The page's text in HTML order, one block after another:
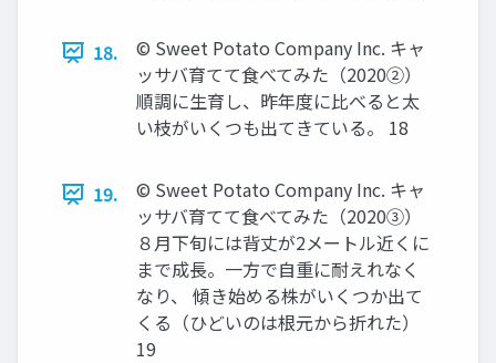
18.
© Sweet Potato Company Inc. キャ
ッサバ育てて食べてみた（2020②）
順調に生育し、昨年度に比べると太
い枝がいくつも出てきている。 18
19.
© Sweet Potato Company Inc. キャ
ッサバ育てて食べてみた（2020③）
８月下旬には背丈が2メートル近くに
まで成長。一方で自重に耐えれなく
なり、 傾き始める株がいくつか出て
くる（ひどいのは根元から折れた）
19